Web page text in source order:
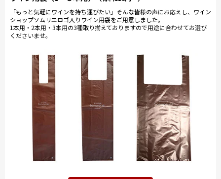
「もっと気軽にワインを持ち運びたい」そんな皆様の声にお応えし、ワイン
ショップソムリエロゴ入りワイン用袋をご用意しました。
1本用・2本用・3本用の3種取り揃えておりますので用途に合わせてお選び
くださいませ。